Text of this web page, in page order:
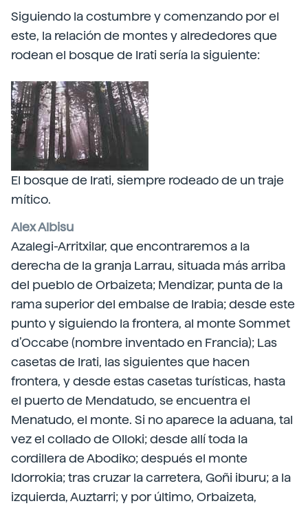
Siguiendo la costumbre y comenzando por el
este, la relación de montes y alrededores que
rodean el bosque de Irati sería la siguiente:
El bosque de Irati, siempre rodeado de un traje
mítico.
Alex Albisu
Azalegi-Arritxilar, que encontraremos a la
derecha de la granja Larrau, situada más arriba
del pueblo de Orbaizeta; Mendizar, punta de la
rama superior del embalse de Irabia; desde este
punto y siguiendo la frontera, al monte Sommet
d’Occabe (nombre inventado en Francia); Las
casetas de Irati, las siguientes que hacen
frontera, y desde estas casetas turísticas, hasta
el puerto de Mendatudo, se encuentra el
Menatudo, el monte. Si no aparece la aduana, tal
vez el collado de Olloki; desde allí toda la
cordillera de Abodiko; después el monte
Idorrokia; tras cruzar la carretera, Goñi iburu; a la
izquierda, Auztarri; y por último, Orbaizeta,